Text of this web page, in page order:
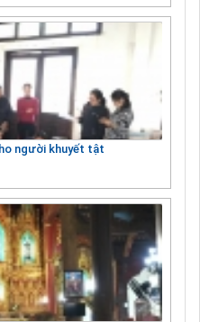
người khuyết tật